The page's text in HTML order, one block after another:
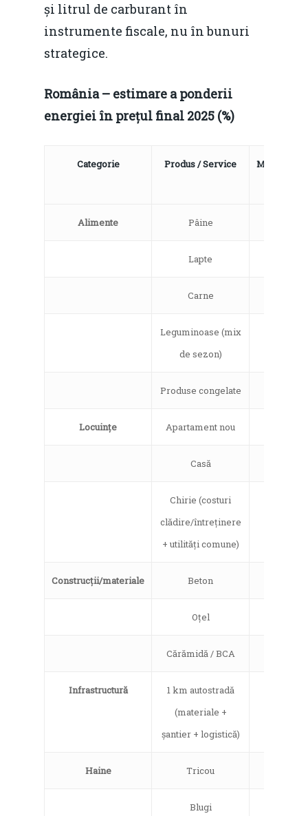
și litrul de carburant în
instrumente fiscale, nu în bunuri
strategice.
România – estimare a ponderii
energiei în prețul final 2025 (%)
Categorie Produs / Service Motorină
Alimente Pâine
Lapte
Carne
Leguminoase (mix
de sezon)
Produse congelate
Locuințe Apartament nou
Casă
Chirie (costuri
clădire/întreținere
+ utilități comune)
Construcții/materiale Beton
Oțel
Cărămidă / BCA
Infrastructură
1 km autostradă
(materiale +
șantier + logistică)
Haine Tricou
Blugi
Home
Noutăți